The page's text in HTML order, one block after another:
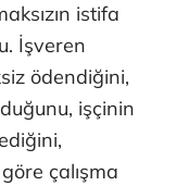
istifa
İşveren
ödendiğini,
işçinin
çalışma